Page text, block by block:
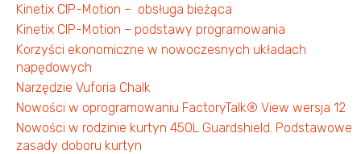
Kinetix CIP-Motion – obsługa bieżąca
Kinetix CIP-Motion – podstawy programowania
Korzyści ekonomiczne w nowoczesnych układach
napędowych
Narzędzie Vuforia Chalk
Nowości w oprogramowaniu FactoryTalk® View wersja 12
Nowości w rodzinie kurtyn 450L Guardshield. Podstawowe
zasady doboru kurtyn